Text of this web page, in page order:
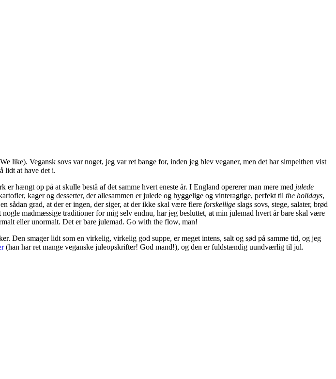
like). Vegansk sovs var noget, jeg var ret bange for, inden jeg blev veganer, men det har simpelthen vist
lidt at have det i.
hængt op på at skulle bestå af det samme hvert eneste år. I England opererer man mere med julede
kager og desserter, der allesammen er julede og hyggelige og vinteragtige, perfekt til the holidays,
sådan grad, at der er ingen, der siger, at der ikke skal være flere forskellige slags sovs, stege, salater, brød
madmæssige traditioner for mig selv endnu, har jeg besluttet, at min julemad hvert år bare skal være
eller unormalt. Det er bare julemad. Go with the flow, man!
Den smager lidt som en virkelig, virkelig god suppe, er meget intens, salt og sød på samme tid, og jeg
(han har ret mange veganske juleopskrifter! God mand!), og den er fuldstændig uundværlig til jul.